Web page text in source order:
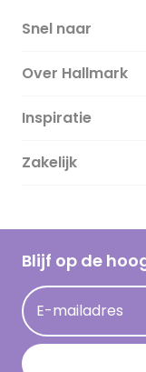
Snel naar
Over Hallmark
Over ons
Duurzaamheid
Hallmark Kaartclub
Acties
Persberichten
Hallmark en
Inspiratie
Magazine
Cadeau inspiratie
Kaartinspiratie
Zakelijk
Blijf op de
E-mailadres